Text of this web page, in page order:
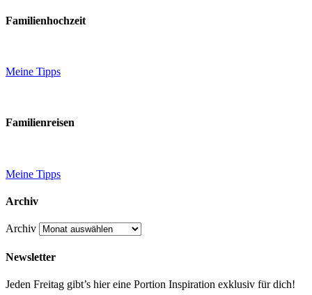
Familienhochzeit
Meine Tipps
Familienreisen
Meine Tipps
Archiv
Archiv
Newsletter
Jeden Freitag gibt’s hier eine Portion Inspiration exklusiv für dich!